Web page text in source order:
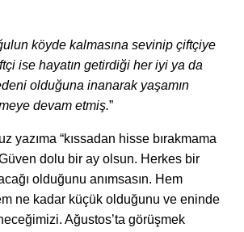
köyde kalmasına sevinip çiftçiye
ise hayatın getirdiği her iyi ya da
olduğuna inanarak yaşamın
devam etmiş.”
yazıma “kıssadan hisse bırakmama
Güven dolu bir ay olsun. Herkes bir
olduğunu anımsasın. Hem
ne kadar küçük olduğunu ve eninde
Ağustos’ta görüşmek